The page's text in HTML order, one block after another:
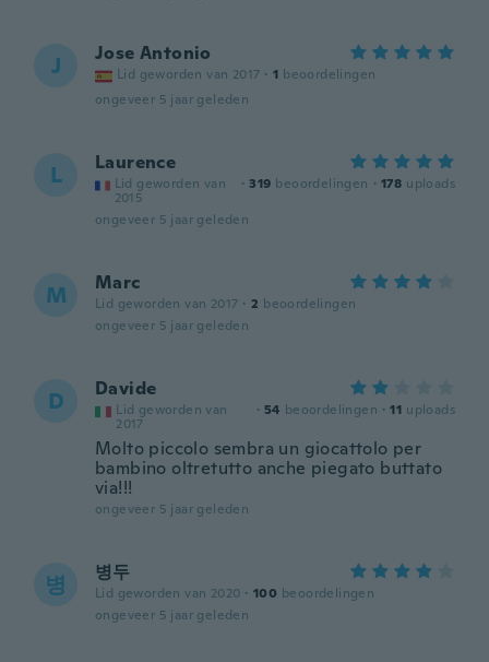
J Jose Antonio
Lid geworden van 2017 · 1 beoordelingen
ongeveer 5 jaar geleden
L Laurence
Lid geworden van
2015
· 319 beoordelingen · 178 uploads
ongeveer 5 jaar geleden
M Marc
Lid geworden van 2017 · 2 beoordelingen
ongeveer 5 jaar geleden
D Davide
Lid geworden van
2017
· 54 beoordelingen · 11 uploads
Molto piccolo sembra un giocattolo per
bambino oltretutto anche piegato buttato
via!!!
ongeveer 5 jaar geleden
병 병두
Lid geworden van 2020 · 100 beoordelingen
ongeveer 5 jaar geleden